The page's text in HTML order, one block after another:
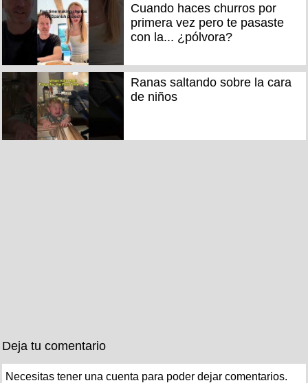
Cuando haces churros por
primera vez pero te pasaste
con la... ¿pólvora?
Ranas saltando sobre la cara
de niños
Deja tu comentario
Necesitas tener una cuenta para poder dejar comentarios.